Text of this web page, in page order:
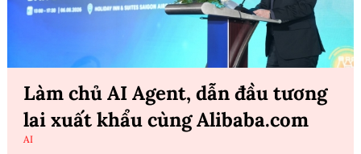
Làm chủ AI Agent, dẫn đầu tương
lai xuất khẩu cùng Alibaba.com
AI